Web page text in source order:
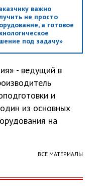
важно
не просто
а готовое
под задачу»
- ведущий в
и
из основных
на
ВСЕ МАТЕРИАЛЫ